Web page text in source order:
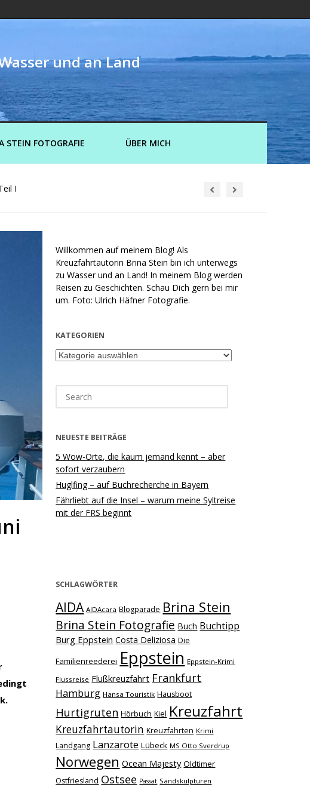
und an Land
STEIN FOTOGRAFIE ÜBER MICH
I
Willkommen auf meinem Blog! Als
Kreuzfahrtautorin Brina Stein bin ich unterwegs
zu Wasser und an Land! In meinem Blog werden
Reisen zu Geschichten. Schau Dich gern bei mir
um. Foto: Ulrich Häfner Fotografie.
KATEGORIEN
Kategorien
for:
NEUESTE BEITRÄGE
5 Wow-Orte, die kaum jemand kennt – aber
sofort verzaubern
Huglfing – auf Buchrecherche in Bayern
Fährliebt auf die Insel – warum meine Syltreise
mit der FRS beginnt
SCHLAGWÖRTER
AIDA AIDAcara Blogparade Brina Stein
Brina Stein Fotografie Buch Buchtipp
Burg Eppstein Costa Deliziosa Die
Familienreederei Eppstein Eppstein-Krimi
Flussreise Flußkreuzfahrt Frankfurt
Hamburg Hansa Touristik Hausboot
Hurtigruten Hörbuch Kiel Kreuzfahrt
Kreuzfahrtautorin Kreuzfahrten Krimi
Landgang Lanzarote Lübeck MS Otto Sverdrup
Norwegen Ocean Majesty Oldtimer
Ostfriesland Ostsee Passat Sandskulpturen